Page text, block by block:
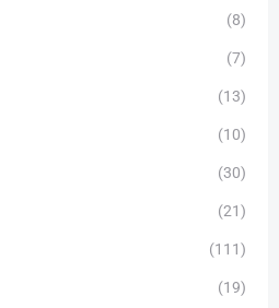
(8)
(7)
(13)
(10)
(30)
(21)
(111)
(19)